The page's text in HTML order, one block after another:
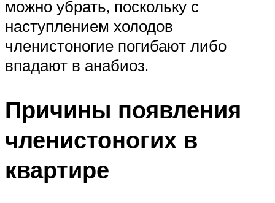
можно убрать, поскольку с
наступлением холодов
членистоногие погибают либо
впадают в анабиоз.
Причины появления
членистоногих в
квартире